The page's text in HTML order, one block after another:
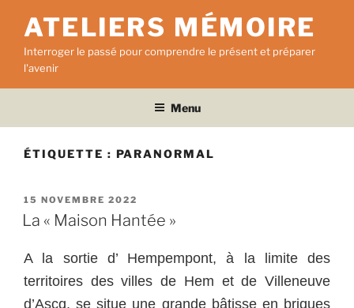
contenu
principal
ATELIERS MÉMOIRE
Interroger le passé pour comprendre le présent et préparer
l'avenir
Menu
ÉTIQUETTE : PARANORMAL
PUBLIÉ
LE
15 NOVEMBRE 2022
La « Maison Hantée »
A la sortie d’ Hempempont, à la limite des
territoires des villes de Hem et de Villeneuve
d’Ascq, se situe une grande bâtisse en briques